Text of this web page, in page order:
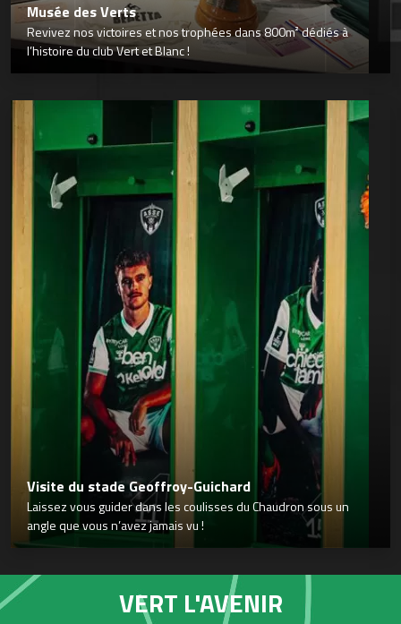
Musée des Verts
Revivez nos victoires et nos trophées dans 800m² dédiés à
l’histoire du club Vert et Blanc !
Visite du stade Geoffroy-Guichard
Laissez vous guider dans les coulisses du Chaudron sous un
angle que vous n’avez jamais vu !
VERT L'AVENIR